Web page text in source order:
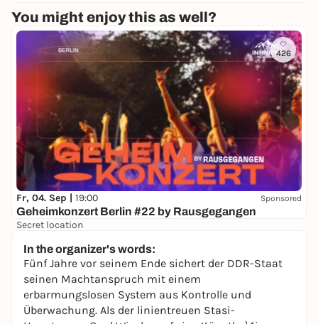
You might enjoy this as well?
426
Fr, 04. Sep | 19:00 Sponsored
Geheimkonzert Berlin #22 by Rausgegangen
Secret location
In the organizer's words:
Fünf Jahre vor seinem Ende sichert der DDR-Staat
seinen Machtanspruch mit einem
erbarmungslosen System aus Kontrolle und
Überwachung. Als der linientreuen Stasi-